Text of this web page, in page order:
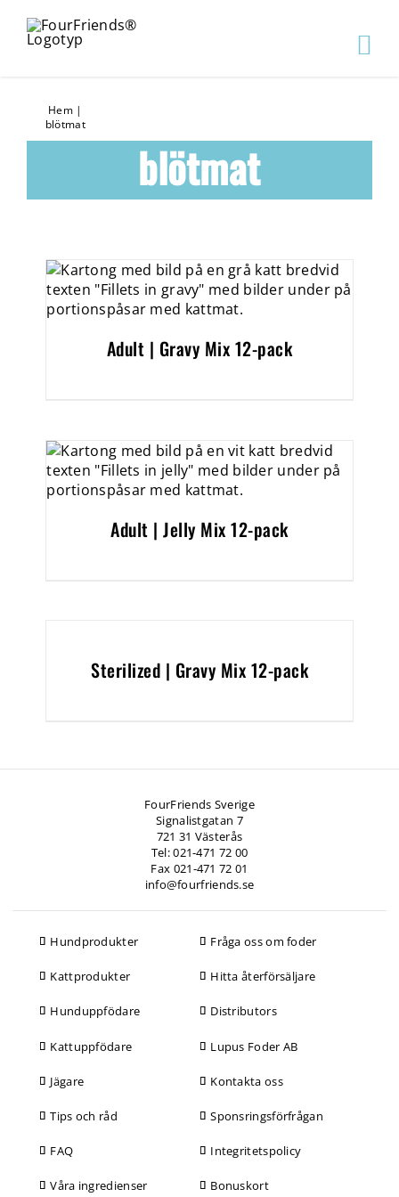
Hem |
blötmat
blötmat
Adult | Gravy Mix 12-pack
Adult | Jelly Mix 12-pack
Sterilized | Gravy Mix 12-pack
FourFriends Sverige
Signalistgatan 7
721 31 Västerås
Tel: 021-471 72 00
Fax 021-471 72 01
info@fourfriends.se
Hundprodukter
Kattprodukter
Hunduppfödare
Kattuppfödare
Jägare
Tips och råd
FAQ
Våra ingredienser
Fråga oss om foder
Hitta återförsäljare
Distributors
Lupus Foder AB
Kontakta oss
Sponsringsförfrågan
Integritetspolicy
Bonuskort